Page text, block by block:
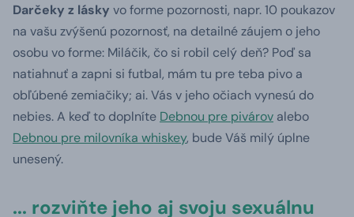
Darčeky z lásky vo forme pozornosti, napr. 10 poukazov
na vašu zvýšenú pozornosť, na detailné záujem o jeho
osobu vo forme: Miláčik, čo si robil celý deň? Poď sa
natiahnuť a zapni si futbal, mám tu pre teba pivo a
obľúbené zemiačiky; ai. Vás v jeho očiach vynesú do
nebies. A keď to doplníte Debnou pre pivárov alebo
Debnou pre milovníka whiskey, bude Váš milý úplne
unesený.
... rozviňte jeho aj svoju sexuálnu